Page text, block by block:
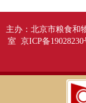
主办：北京市粮食和
室 京ICP备